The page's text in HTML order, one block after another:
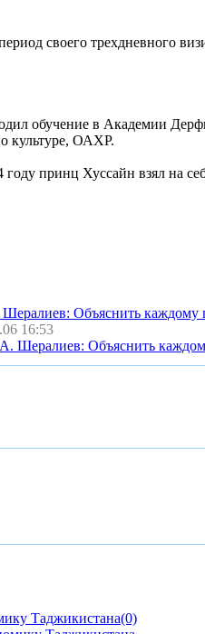
своего трехдневного
обучение в Академии
культуре, ОАХР.
принц Хуссайн взял на
Объяснить каждому
16:53
Таджикистана(0)